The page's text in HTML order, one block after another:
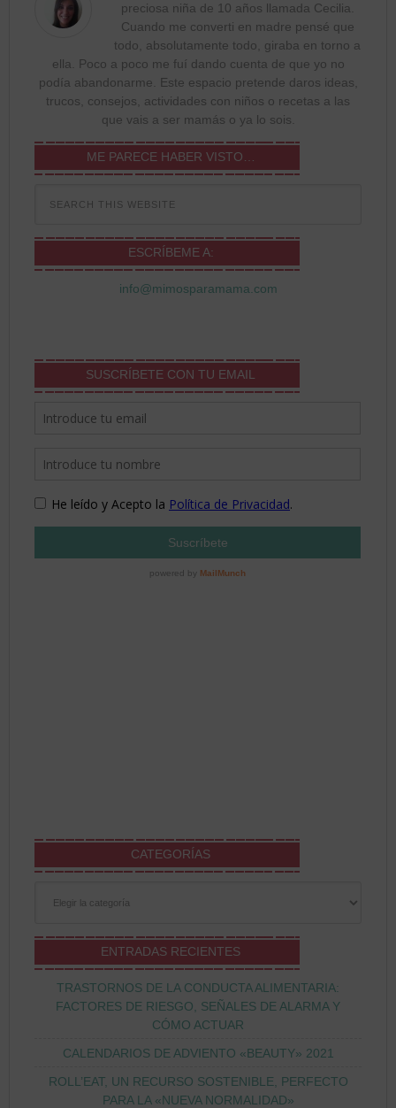
preciosa niña de 10 años llamada Cecilia.
Cuando me converti en madre pensé que
todo, absolutamente todo, giraba en torno a
ella. Poco a poco me fuí dando cuenta de que yo no
podía abandonarme. Este espacio pretende daros ideas,
trucos, consejos, actividades con niños o recetas a las
que vais a ser mamás o ya lo sois.
ME PARECE HABER VISTO…
ESCRÍBEME A:
info@mimosparamama.com
SUSCRÍBETE CON TU EMAIL
CATEGORÍAS
ENTRADAS RECIENTES
TRASTORNOS DE LA CONDUCTA ALIMENTARIA:
FACTORES DE RIESGO, SEÑALES DE ALARMA Y
CÓMO ACTUAR
CALENDARIOS DE ADVIENTO «BEAUTY» 2021
ROLL’EAT, UN RECURSO SOSTENIBLE, PERFECTO
PARA LA «NUEVA NORMALIDAD»